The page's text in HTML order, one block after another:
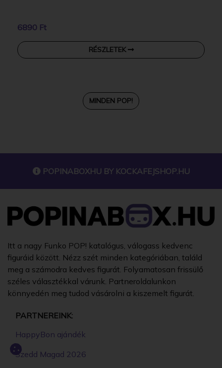
6890 Ft
RÉSZLETEK
MINDEN POP!
POPINABOXHU BY KOCKAFEJSHOP.HU
Itt a nagy Funko POP! katalógus, válogass kedvenc
figuráid között. Nézz szét minden kategóriában, találd
meg a számodra kedves figurát. Folyamatosan frissülő
széles választékkal várunk. Partneroldalunkon
könnyedén meg tudod vásárolni a kiszemelt figurát.
PARTNEREINK:
HappyBon ajándék
Szedd Magad 2026